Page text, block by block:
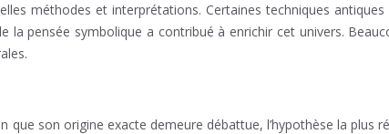
méthodes et interprétations. Certaines techniques
pensée symbolique a contribué à enrichir cet univers.
son origine exacte demeure débattue, l’hypothèse la plus